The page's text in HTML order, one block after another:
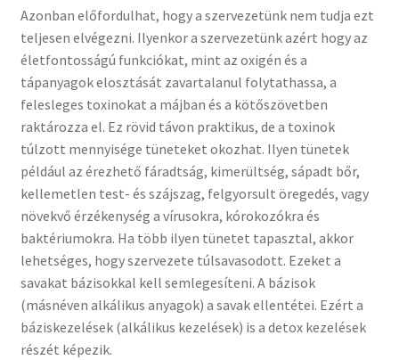
Azonban előfordulhat, hogy a szervezetünk nem tudja ezt
teljesen elvégezni. Ilyenkor a szervezetünk azért hogy az
életfontosságú funkciókat, mint az oxigén és a
tápanyagok elosztását zavartalanul folytathassa, a
felesleges toxinokat a májban és a kötőszövetben
raktározza el. Ez rövid távon praktikus, de a toxinok
túlzott mennyisége tüneteket okozhat. Ilyen tünetek
például az érezhető fáradtság, kimerültség, sápadt bőr,
kellemetlen test- és szájszag, felgyorsult öregedés, vagy
növekvő érzékenység a vírusokra, kórokozókra és
baktériumokra. Ha több ilyen tünetet tapasztal, akkor
lehetséges, hogy szervezete túlsavasodott. Ezeket a
savakat bázisokkal kell semlegesíteni. A bázisok
(másnéven alkálikus anyagok) a savak ellentétei. Ezért a
báziskezelések (alkálikus kezelések) is a detox kezelések
részét képezik.